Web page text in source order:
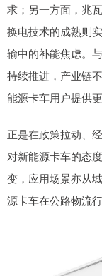
求；另一方面，兆
换电技术的成熟则
输中的补能焦虑。
持续推进，产业链
能源卡车用户提供
正是在政策拉动、
对新能源卡车的态
变，应用场景亦从
源卡车在公路物流